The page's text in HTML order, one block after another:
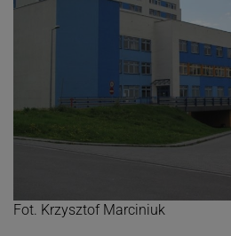
Fot. Krzysztof Marciniuk